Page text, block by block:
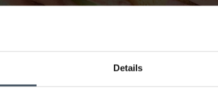
Details